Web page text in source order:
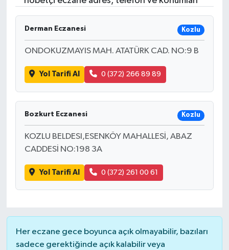
Derman Eczanesi Kozlu
ONDOKUZMAYIS MAH. ATATÜRK CAD. NO:9 B
Yol Tarifi Al 0 (372) 266 89 89
Bozkurt Eczanesi Kozlu
KOZLU BELDESI,ESENKÖY MAHALLESİ, ABAZ
CADDESİ NO:198 3A
Yol Tarifi Al 0 (372) 261 00 61
Her eczane gece boyunca açık olmayabilir, bazıları
sadece gerektiğinde açık kalabilir veya
Resmi İlanlar